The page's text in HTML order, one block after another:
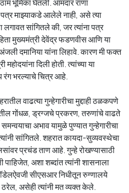
भूमिका घेतली. आमदार राणा
माझ्याकडे आलेले नाही, असे त्या
लगावत सांगितले की, जर त्यांना पत्र
मुख्यमंत्री देवेंद्र फडणवीस आणि या
दमानिया यांना लिहावे. कारण मी फक्त
दिली होती. त्यांच्या या
रंग भरल्याचे चित्र आहे.
वाढत्या गुन्हेगारीचा मुद्दाही ठळकपणे
गोंधळ, ड्रग्जचे प्रकरण, तरुणांचे वाढते
अभाव यामुळे पुण्यात गुन्हेगारीचा
सांगितले. शहरात कायदा-सुव्यवस्थेचा
प्रचंड ताण आहे. गुन्हे रोखण्यासाठी
अशा शब्दांत त्यांनी शासनाला
सीएसआर निधीतून रुग्णालये
ठरेल, असेही त्यांनी मत व्यक्त केले.